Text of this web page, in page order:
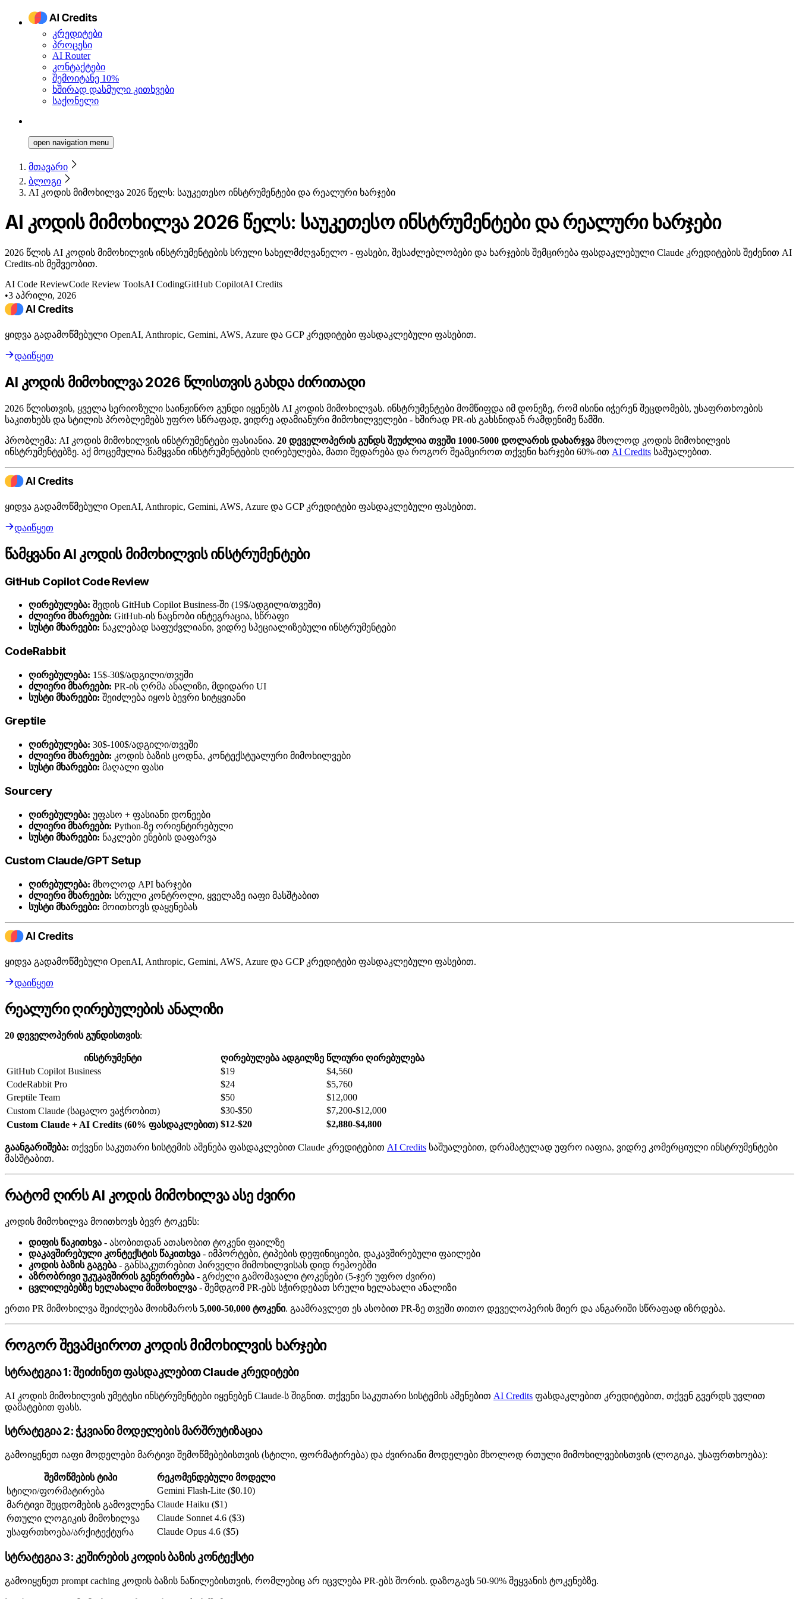
კრედიტები
პროცესი
AI Router
კონტაქტები
შემოიტანე 10%
ხშირად დასმული კითხვები
საქონელი
open navigation menu
მთავარი
ბლოგი
AI კოდის მიმოხილვა 2026 წელს: საუკეთესო ინსტრუმენტები და რეალური ხარჯები
AI კოდის მიმოხილვა 2026 წელს: საუკეთესო ინსტრუმენტები და რეალური ხარჯები
2026 წლის AI კოდის მიმოხილვის ინსტრუმენტების სრული სახელმძღვანელო - ფასები, შესაძლებლობები და ხარჯების შემცირება ფასდაკლებული Claude კრედიტების შეძენით AI
Credits-ის მეშვეობით.
AI Code ReviewCode Review ToolsAI CodingGitHub CopilotAI Credits
•3 აპრილი, 2026
ყიდვა გადამოწმებული OpenAI, Anthropic, Gemini, AWS, Azure და GCP კრედიტები ფასდაკლებული ფასებით.
დაიწყეთ
AI კოდის მიმოხილვა 2026 წლისთვის გახდა ძირითადი
2026 წლისთვის, ყველა სერიოზული საინჟინრო გუნდი იყენებს AI კოდის მიმოხილვას. ინსტრუმენტები მომწიფდა იმ დონეზე, რომ ისინი იჭერენ შეცდომებს, უსაფრთხოების
საკითხებს და სტილის პრობლემებს უფრო სწრაფად, ვიდრე ადამიანური მიმოხილველები - ხშირად PR-ის გახსნიდან რამდენიმე წამში.
პრობლემა: AI კოდის მიმოხილვის ინსტრუმენტები ფასიანია. 20 დეველოპერის გუნდს შეუძლია თვეში 1000-5000 დოლარის დახარჯვა მხოლოდ კოდის მიმოხილვის
ინსტრუმენტებზე. აქ მოცემულია წამყვანი ინსტრუმენტების ღირებულება, მათი შედარება და როგორ შეამციროთ თქვენი ხარჯები 60%-ით AI Credits საშუალებით.
ყიდვა გადამოწმებული OpenAI, Anthropic, Gemini, AWS, Azure და GCP კრედიტები ფასდაკლებული ფასებით.
დაიწყეთ
წამყვანი AI კოდის მიმოხილვის ინსტრუმენტები
GitHub Copilot Code Review
ღირებულება: შედის GitHub Copilot Business-ში (19$/ადგილი/თვეში)
ძლიერი მხარეები: GitHub-ის ნაცნობი ინტეგრაცია, სწრაფი
სუსტი მხარეები: ნაკლებად საფუძვლიანი, ვიდრე სპეციალიზებული ინსტრუმენტები
CodeRabbit
ღირებულება: 15$-30$/ადგილი/თვეში
ძლიერი მხარეები: PR-ის ღრმა ანალიზი, მდიდარი UI
სუსტი მხარეები: შეიძლება იყოს ბევრი სიტყვიანი
Greptile
ღირებულება: 30$-100$/ადგილი/თვეში
ძლიერი მხარეები: კოდის ბაზის ცოდნა, კონტექსტუალური მიმოხილვები
სუსტი მხარეები: მაღალი ფასი
Sourcery
ღირებულება: უფასო + ფასიანი დონეები
ძლიერი მხარეები: Python-ზე ორიენტირებული
სუსტი მხარეები: ნაკლები ენების დაფარვა
Custom Claude/GPT Setup
ღირებულება: მხოლოდ API ხარჯები
ძლიერი მხარეები: სრული კონტროლი, ყველაზე იაფი მასშტაბით
სუსტი მხარეები: მოითხოვს დაყენებას
ყიდვა გადამოწმებული OpenAI, Anthropic, Gemini, AWS, Azure და GCP კრედიტები ფასდაკლებული ფასებით.
დაიწყეთ
რეალური ღირებულების ანალიზი
20 დეველოპერის გუნდისთვის:
ინსტრუმენტი ღირებულება ადგილზე წლიური ღირებულება
GitHub Copilot Business
$19
$4,560
CodeRabbit Pro
$24
$5,760
Greptile Team
$50
$12,000
Custom Claude (საცალო ვაჭრობით)
$30-$50
$7,200-$12,000
Custom Claude + AI Credits (60% ფასდაკლებით) $12-$20 $2,880-$4,800
გაანგარიშება: თქვენი საკუთარი სისტემის აშენება ფასდაკლებით Claude კრედიტებით AI Credits საშუალებით, დრამატულად უფრო იაფია, ვიდრე კომერციული ინსტრუმენტები
მასშტაბით.
რატომ ღირს AI კოდის მიმოხილვა ასე ძვირი
კოდის მიმოხილვა მოითხოვს ბევრ ტოკენს:
დიფის წაკითხვა - ასობითდან ათასობით ტოკენი ფაილზე
დაკავშირებული კონტექსტის წაკითხვა - იმპორტები, ტიპების დეფინიციები, დაკავშირებული ფაილები
კოდის ბაზის გაგება - განსაკუთრებით პირველი მიმოხილვისას დიდ რეპოებში
აზრობრივი უკუკავშირის გენერირება - გრძელი გამომავალი ტოკენები (5-ჯერ უფრო ძვირი)
ცვლილებებზე ხელახალი მიმოხილვა - შემდგომ PR-ებს სჭირდებათ სრული ხელახალი ანალიზი
ერთი PR მიმოხილვა შეიძლება მოიხმაროს 5,000-50,000 ტოკენი. გაამრავლეთ ეს ასობით PR-ზე თვეში თითო დეველოპერის მიერ და ანგარიში სწრაფად იზრდება.
როგორ შევამციროთ კოდის მიმოხილვის ხარჯები
სტრატეგია 1: შეიძინეთ ფასდაკლებით Claude კრედიტები
AI კოდის მიმოხილვის უმეტესი ინსტრუმენტები იყენებენ Claude-ს შიგნით. თქვენი საკუთარი სისტემის აშენებით AI Credits ფასდაკლებით კრედიტებით, თქვენ გვერდს უვლით
დამატებით ფასს.
სტრატეგია 2: ჭკვიანი მოდელების მარშრუტიზაცია
გამოიყენეთ იაფი მოდელები მარტივი შემოწმებებისთვის (სტილი, ფორმატირება) და ძვირიანი მოდელები მხოლოდ რთული მიმოხილვებისთვის (ლოგიკა, უსაფრთხოება):
შემოწმების ტიპი
რეკომენდებული მოდელი
სტილი/ფორმატირება
Gemini Flash-Lite ($0.10)
მარტივი შეცდომების გამოვლენა Claude Haiku ($1)
რთული ლოგიკის მიმოხილვა
Claude Sonnet 4.6 ($3)
უსაფრთხოება/არქიტექტურა
Claude Opus 4.6 ($5)
სტრატეგია 3: კეშირების კოდის ბაზის კონტექსტი
გამოიყენეთ prompt caching კოდის ბაზის ნაწილებისთვის, რომლებიც არ იცვლება PR-ებს შორის. დაზოგავს 50-90% შეყვანის ტოკენებზე.